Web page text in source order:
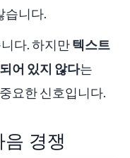
습니다.
다. 하지만텍스트
어 있지 않다는
요한 신호입니다.
경쟁